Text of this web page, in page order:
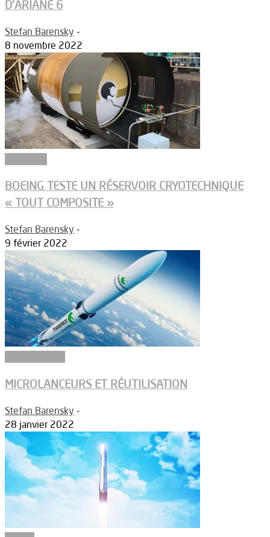
D’ARIANE 6
Stefan Barensky -
8 novembre 2022
BOEING TESTE UN RÉSERVOIR CRYOTECHNIQUE
« TOUT COMPOSITE »
Stefan Barensky -
9 février 2022
MICROLANCEURS ET RÉUTILISATION
Stefan Barensky -
28 janvier 2022